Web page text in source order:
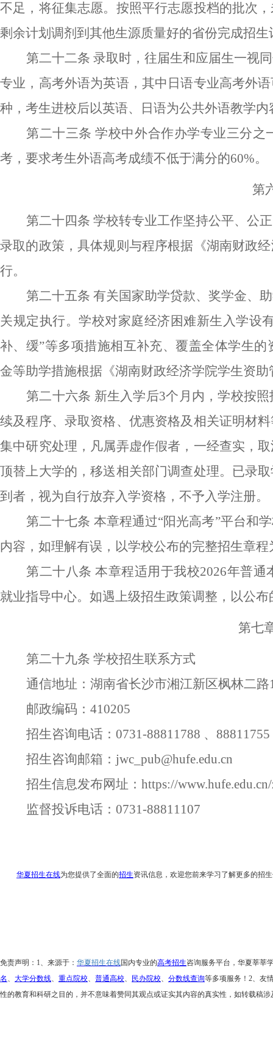
不足，将征集志愿。按照平行志愿投档的批次
剩余计划调剂到其他生源质量好的省份完成招生
第二十二条 录取时，往届生和应届生一视
专业，高考外语为英语，其中日语专业高考外
种，考生进校后以英语、 日语为公共外语教学内
第二十三条 学校中外合作办学专业三分之
考，要求考生外语高考成绩不低于满分的60%。
第
第二十四条 学校转专业工作坚持公平、公
录取的政策，具体规则与程序根据《湖南财政
行。
第二十五条 有关国家助学贷款、奖学金、
关规定执行。学校对家庭经济困难新生入学设
补、缓”等多项措施相互补充、覆盖全体学生
金等助学措施根据《湖南财政经济学院学生资助
第二十六条 新生入学后3个月内，学校按
续及程序、录取资格、优惠资格及相关证明材
集中研究处理，凡属弄虚作假者，一经查实，
顶替上大学的，移送相关部门调查处理。已录
到者，视为自行放弃入学资格，不予入学注册。
第二十七条 本章程通过“阳光高考”平台和
内容，如理解有误，以学校公布的完整招生章程
第二十八条 本章程适用于我校2026年普通
就业指导中心。 如遇上级招生政策调整，以公
第七
第二十九条 学校招生联系方式
通信地址： 湖南省长沙市湘江新区枫林二路
邮政编码： 410205
招生咨询电话： 0731-88811788 、 88811755
招生咨询邮箱： jwc_pub@hufe.edu.cn
招生信息发布网址： https://
监督投诉电话： 0731-88811107
华夏招生在线为您提供了全面的招生资讯信息，欢迎您前来学习了解更多的招
免责声明： 1、来源于： 华夏招生在线国内专业的高考招生咨询服务平台，华夏莘莘
名 、 大学分数线、 重点院校、 普通高校、 民办院校、 分数线查询等多项服务！ 2、友
性的教育和科研之目的，并不意味着赞同其观点或证实其内容的真实性，如转载稿